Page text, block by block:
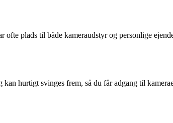
plads til både kameraudstyr og personlige
hurtigt svinges frem, så du får adgang til